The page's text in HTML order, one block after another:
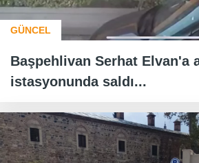
GÜNCEL
Başpehlivan Serhat Elvan'a
istasyonunda saldı...